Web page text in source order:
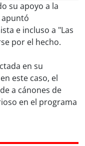
su apoyo a la
e incluso a "Las
por el hecho.
en su
este caso, el
a cánones de
en el programa